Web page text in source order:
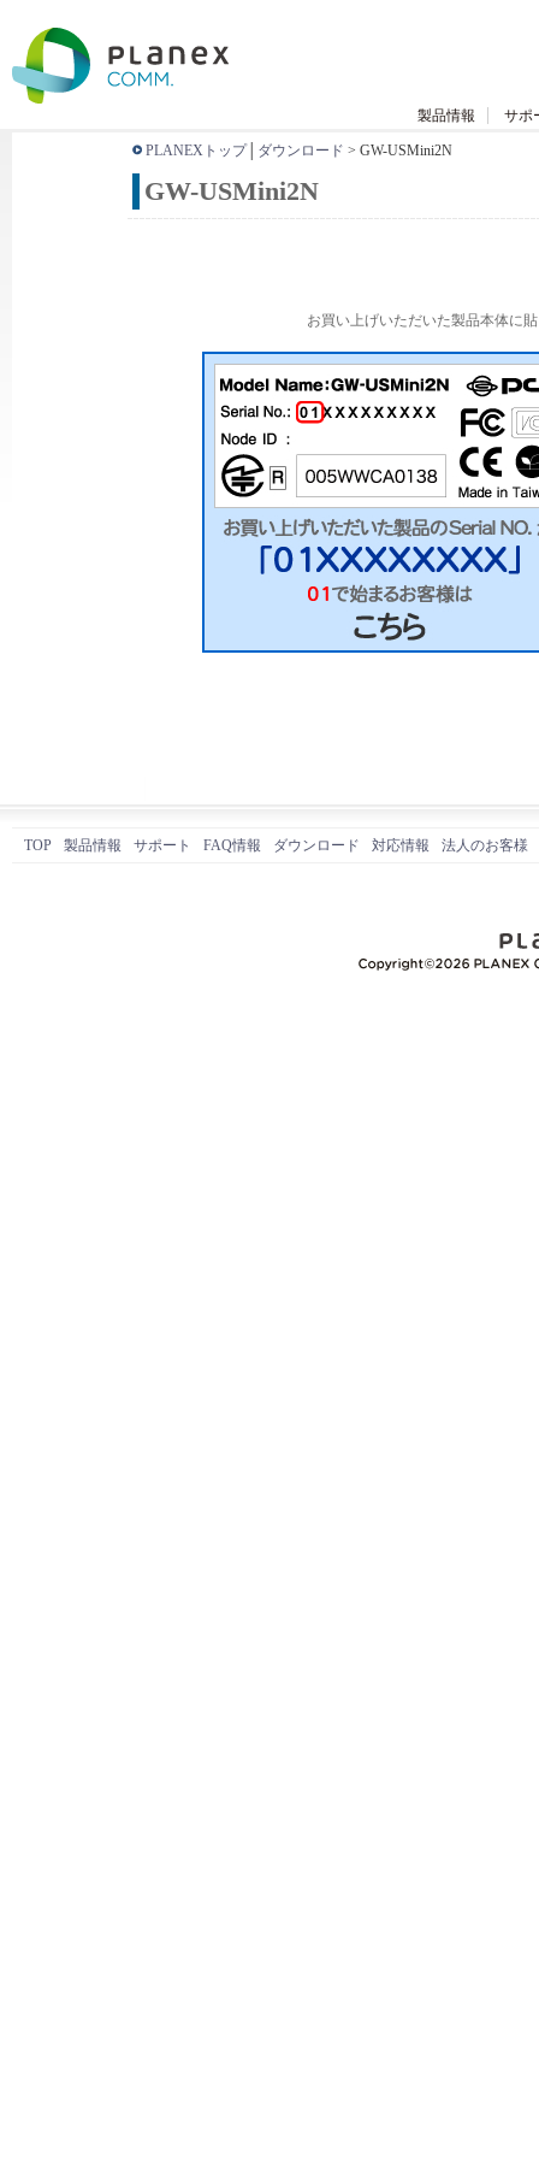
製品情報 サポ
PLANEXトップ│ ダウンロード > GW-USMini2N
GW-USMini2N
お買い上げいただいた製品本体に
TOP 製品情報 サポート FAQ情報 ダウンロード 対応情報 法人のお客様